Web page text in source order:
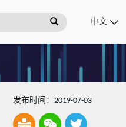
发布时间：2019-07-03